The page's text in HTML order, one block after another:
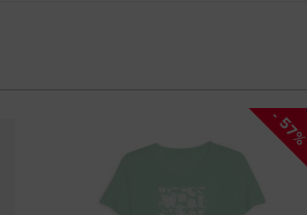
- 57%